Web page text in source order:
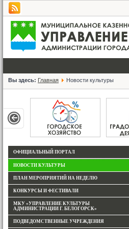
Вы здесь: Главная Новости культуры
ОФИЦИАЛЬНЫЙ ПОРТАЛ
НОВОСТИ КУЛЬТУРЫ
ПЛАН МЕРОПРИЯТИЙ НА НЕДЕЛЮ
КОНКУРСЫ И ФЕСТИВАЛИ
МКУ «УПРАВЛЕНИЕ КУЛЬТУРЫ
АДМИНИСТРАЦИИ Г. БЕЛОГОРСК»
ПОДВЕДОМСТВЕННЫЕ УЧРЕЖДЕНИЯ